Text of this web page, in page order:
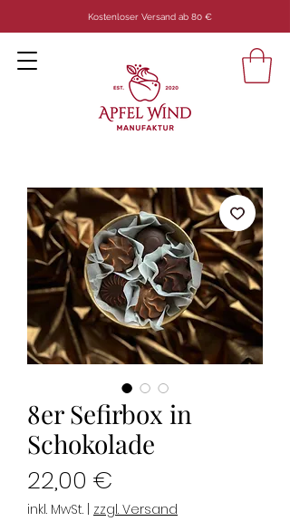
Kostenloser Versand ab 80 €
8er Sefirbox in
Schokolade
22,00 €
inkl. MwSt. zzgl. Versand